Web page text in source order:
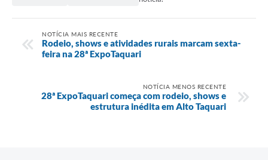
NOTÍCIA MAIS RECENTE
Rodeio, shows e atividades rurais marcam sexta-
feira na 28ª ExpoTaquari
NOTÍCIA MENOS RECENTE
28ª ExpoTaquari começa com rodeio, shows e
estrutura inédita em Alto Taquari